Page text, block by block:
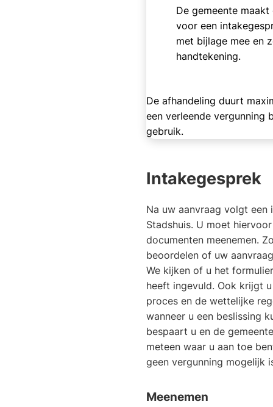
De gemeente
voor een
met bijlage mee en
handtekening.
De afhandeling duurt
een verleende vergunning
gebruik.
Intakegesprek
Na uw aanvraag volgt een
Stadshuis. U moet
documenten meenemen.
beoordelen of uw
We kijken of u het
heeft ingevuld. Ook krijgt
proces en de wettelijke
wanneer u een beslissing
bespaart u en de
meteen waar u aan toe
geen vergunning mogelijk
Meenemen